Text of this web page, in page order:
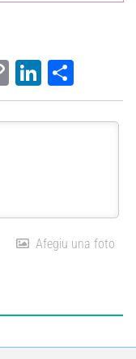
Copy
Link
Afegiu una foto